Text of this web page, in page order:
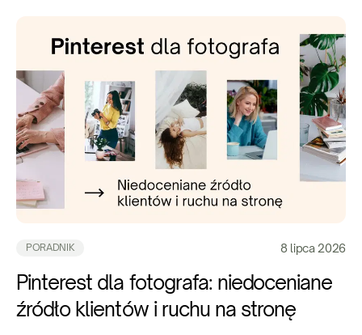
PORADNIK 8 lipca 2026
Pinterest dla fotografa: niedoceniane
źródło klientów i ruchu na stronę